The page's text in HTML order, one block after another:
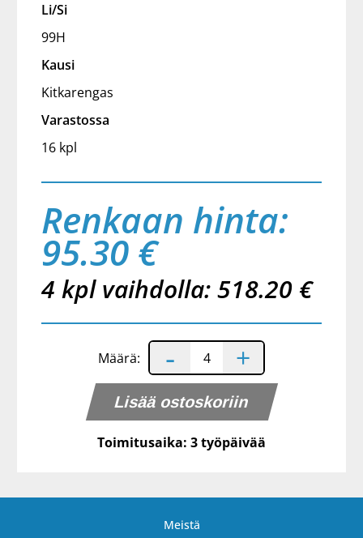
Li/Si
99H
Kausi
Kitkarengas
Varastossa
16 kpl
Renkaan hinta:
95.30 €
4 kpl vaihdolla: 518.20 €
Määrä: - +
Toimitusaika: 3 työpäivää
Meistä